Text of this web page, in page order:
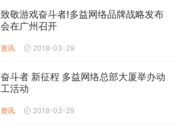
致敬游戏奋斗者!多益网络品牌战略发布
会在广州召开
资讯 2018-03-29
奋斗者 新征程 多益网络总部大厦举办动
工活动
资讯 2018-03-29